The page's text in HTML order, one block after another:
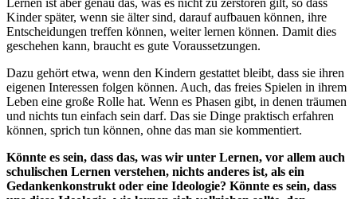
Kinder später, wenn sie älter sind, darauf aufbauen können, ihre
Entscheidungen treffen können, weiter lernen können. Damit dies
geschehen kann, braucht es gute Voraussetzungen.
Dazu gehört etwa, wenn den Kindern gestattet bleibt, dass sie ihren
eigenen Interessen folgen können. Auch, das freies Spielen in ihrem
Leben eine große Rolle hat. Wenn es Phasen gibt, in denen träumen
und nichts tun einfach sein darf. Das sie Dinge praktisch erfahren
können, sprich tun können, ohne das man sie kommentiert.
Könnte es sein, dass das, was wir unter Lernen, vor allem auch
schulischen Lernen verstehen, nichts anderes ist, als ein
Gedankenkonstrukt oder eine Ideologie? Könnte es sein, dass